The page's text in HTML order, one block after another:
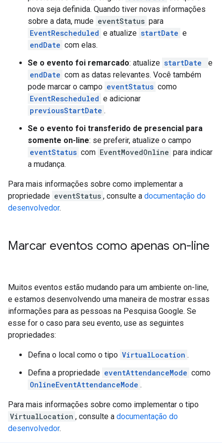
nova seja definida. Quando tiver novas informações
sobre a data, mude eventStatus para
EventRescheduled e atualize startDate e
endDate com elas.
Se o evento foi remarcado: atualize startDate
e
endDate com as datas relevantes. Você também
pode marcar o campo eventStatus como
EventRescheduled e adicionar
previousStartDate .
Se o evento foi transferido de presencial para
somente on-line: se preferir, atualize o campo
eventStatus com EventMovedOnline para indicar
a mudança.
Para mais informações sobre como implementar a
propriedade eventStatus , consulte a documentação do
desenvolvedor.
Marcar eventos como apenas on-line
Muitos eventos estão mudando para um ambiente on-line,
e estamos desenvolvendo uma maneira de mostrar essas
informações para as pessoas na Pesquisa Google. Se
esse for o caso para seu evento, use as seguintes
propriedades:
Defina o local como o tipo VirtualLocation .
Defina a propriedade eventAttendanceMode como
OnlineEventAttendanceMode .
Para mais informações sobre como implementar o tipo
VirtualLocation , consulte a documentação do
desenvolvedor.